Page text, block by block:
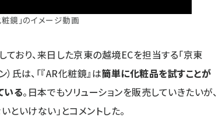
粧鏡」のイメージ動画
おり、来日した京東の越境ECを担当する「京東
氏は、「『AR化粧鏡』は簡単に化粧品を試すことが
いる。日本でもソリューションを販売していきたいが、
いけない」とコメントした。